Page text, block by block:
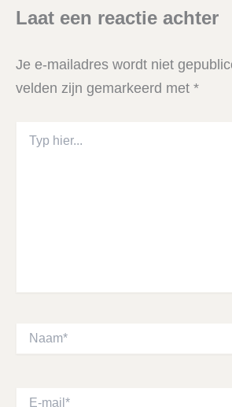
Laat een reactie achter
Je e-mailadres wordt niet
velden zijn gemarkeerd met *
hier...